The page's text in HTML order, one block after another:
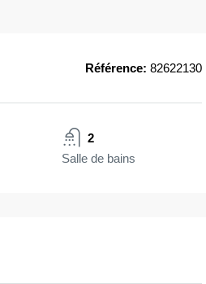
Référence: 82622130
2
Salle de bains